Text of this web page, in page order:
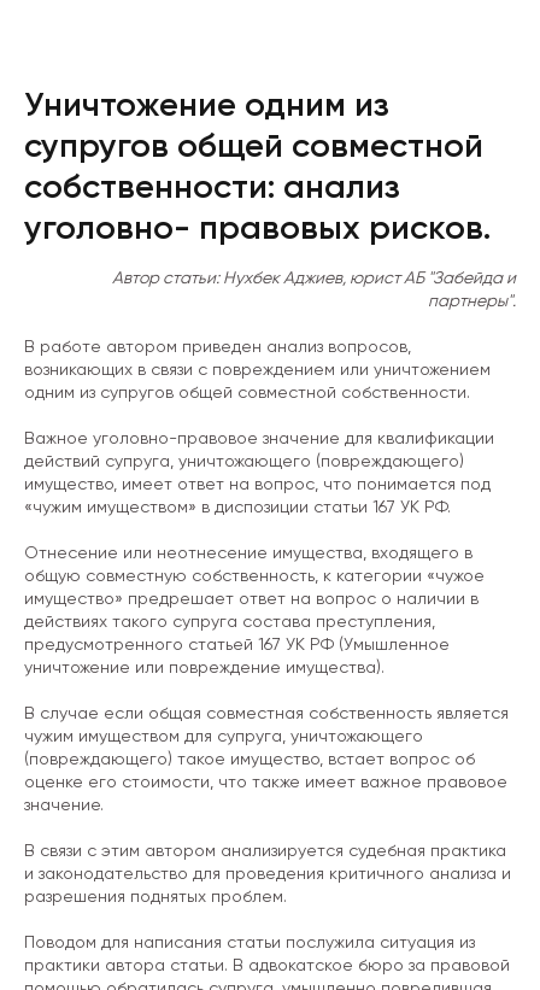
Уничтожение одним из
супругов общей совместной
собственности: анализ
уголовно- правовых рисков.
Автор статьи: Нухбек Аджиев, юрист АБ "Забейда и
партнеры".
В работе автором приведен анализ вопросов,
возникающих в связи с повреждением или уничтожением
одним из супругов общей совместной собственности.
Важное уголовно-правовое значение для квалификации
действий супруга, уничтожающего (повреждающего)
имущество, имеет ответ на вопрос, что понимается под
«чужим имуществом» в диспозиции статьи 167 УК РФ.
Отнесение или неотнесение имущества, входящего в
общую совместную собственность, к категории «чужое
имущество» предрешает ответ на вопрос о наличии в
действиях такого супруга состава преступления,
предусмотренного статьей 167 УК РФ (Умышленное
уничтожение или повреждение имущества).
В случае если общая совместная собственность является
чужим имуществом для супруга, уничтожающего
(повреждающего) такое имущество, встает вопрос об
оценке его стоимости, что также имеет важное правовое
значение.
В связи с этим автором анализируется судебная практика
и законодательство для проведения критичного анализа и
разрешения поднятых проблем.
Поводом для написания статьи послужила ситуация из
практики автора статьи. В адвокатское бюро за правовой